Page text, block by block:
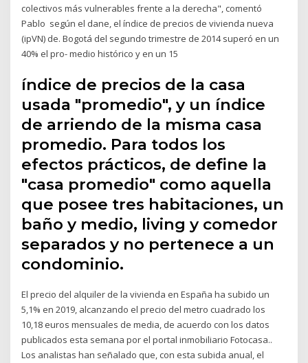
colectivos más vulnerables frente a la derecha", comentó
Pablo según el dane, el índice de precios de vivienda nueva
(ipVN) de. Bogotá del segundo trimestre de 2014 superó en un
40% el pro- medio histórico y en un 15
índice de precios de la casa
usada "promedio", y un índice
de arriendo de la misma casa
promedio. Para todos los
efectos prácticos, de define la
"casa promedio" como aquella
que posee tres habitaciones, un
baño y medio, living y comedor
separados y no pertenece a un
condominio.
El precio del alquiler de la vivienda en España ha subido un
5,1% en 2019, alcanzando el precio del metro cuadrado los
10,18 euros mensuales de media, de acuerdo con los datos
publicados esta semana por el portal inmobiliario Fotocasa..
Los analistas han señalado que, con esta subida anual, el